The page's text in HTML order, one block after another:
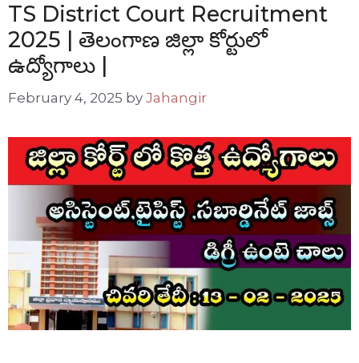
TS District Court Recruitment
2025 | తెలంగాణ జిల్లా కోర్టులో
ఉద్యోగాలు |
February 4, 2025 by Jahangir